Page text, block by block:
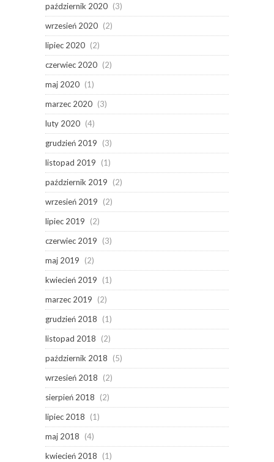
październik 2020 (3)
wrzesień 2020 (2)
lipiec 2020 (2)
czerwiec 2020 (2)
maj 2020 (1)
marzec 2020 (3)
luty 2020 (4)
grudzień 2019
(3)
listopad 2019
(1)
październik 2019
(2)
wrzesień 2019
(2)
lipiec 2019
(2)
czerwiec 2019
(3)
maj 2019
(2)
kwiecień 2019
(1)
marzec 2019
(2)
grudzień 2018
(1)
listopad 2018
(2)
październik 2018
(5)
wrzesień 2018
(2)
sierpień 2018
(2)
lipiec 2018
(1)
maj 2018
(4)
kwiecień 2018
(1)